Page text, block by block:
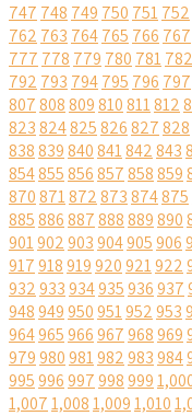
747 748 749 750 751752
762 763 764765 766 767
777 778 779 780 781782
792 793 794795 796 797
807808809810811812
823824825826827828
838839840841842843
854855856857858859
870871872873874875
885886887888889890
901902903904905906
917918919920921922
932933934935936937
948949950951952953
964965966967968969
979980981982983984
995996997998999
1,0071,0081,0091,010